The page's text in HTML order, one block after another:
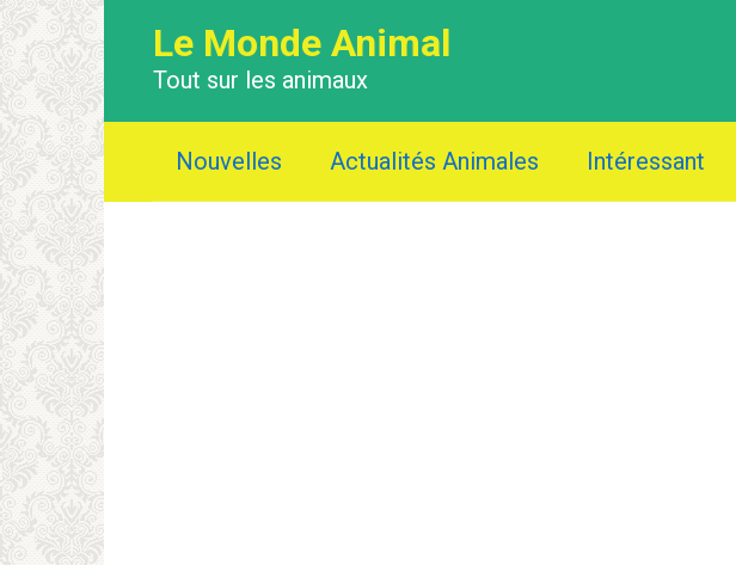
Le Monde Animal
Tout sur les animaux
Nouvelles Actualités Animales Intéressant